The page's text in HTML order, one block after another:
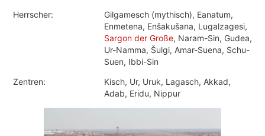
Herrscher:
Gilgamesch (mythisch), Eanatum,
Enmetena, Enšakušana, Lugalzagesi,
Sargon der Große, Naram-Sin, Gudea,
Ur-Namma, Šulgi, Amar-Suena, Schu-
Suen, Ibbi-Sin
Zentren:
Kisch, Ur, Uruk, Lagasch, Akkad,
Adab, Eridu, Nippur